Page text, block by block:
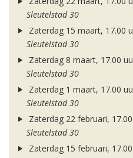
Sleutelstad 30
Zaterdag 15 maart, 17.00
Sleutelstad 30
Zaterdag 8 maart, 17.00
Sleutelstad 30
Zaterdag 1 maart, 17.00
Sleutelstad 30
Zaterdag 22 februari,
Sleutelstad 30
Zaterdag 15 februari,